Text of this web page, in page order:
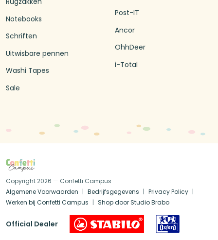
Notebooks
Schriften
Uitwisbare pennen
Washi Tapes
Sale
Post-IT
Ancor
OhhDeer
i-Total
Copyright 2026 — Confetti Campus
Algemene Voorwaarden
Bedrijfsgegevens
Privacy Policy
Werken bij Confetti Campus
Shop door Studio Brabo
Official Dealer